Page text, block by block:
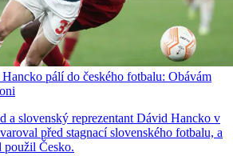
pálí do českého fotbalu: Obávám
a slovenský reprezentant Dávid Hancko v
před stagnací slovenského fotbalu, a
použil Česko.